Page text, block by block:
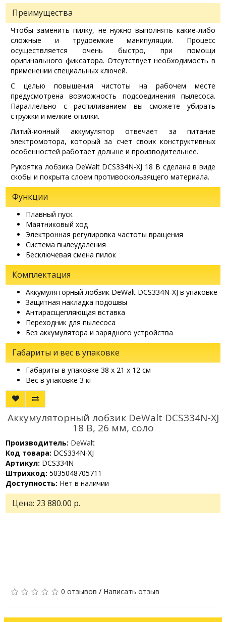
Преимущества
Чтобы заменить пилку, не нужно выполнять какие-либо
сложные и трудоемкие манипуляции. Процесс
осуществляется очень быстро, при помощи
оригинального фиксатора. Отсутствует необходимость в
применении специальных ключей.
С целью повышения чистоты на рабочем месте
предусмотрена возможность подсоединения пылесоса.
Параллельно с распиливанием вы сможете убирать
стружки и мелкие опилки.
Литий-ионный аккумулятор отвечает за питание
электромотора, который за счет своих конструктивных
особенностей работает дольше и производительнее.
Рукоятка лобзика DeWalt DCS334N-XJ 18 B сделана в виде
скобы и покрыта слоем противоскользящего материала.
Функции
Плавный пуск
Маятниковый ход
Электронная регулировка частоты вращения
Система пылеудаления
Бесключевая смена пилок
Комплектация
Аккумуляторный лобзик DeWalt DCS334N-XJ в упаковке
Защитная накладка подошвы
Антирасщепляющая вставка
Переходник для пылесоса
Без аккумулятора и зарядного устройства
Габариты и вес в упаковке
Габариты в упаковке 38 х 21 х 12 см
Вес в упаковке 3 кг
Аккумуляторный лобзик DeWalt DCS334N-XJ
18 В, 26 мм, соло
Производитель: DeWalt
Код товара: DCS334N-XJ
Артикул: DCS334N
Штрихкод: 5035048705711
Доступность: Нет в наличии
Цена: 23 880.00 р.
0 отзывов / Написать отзыв